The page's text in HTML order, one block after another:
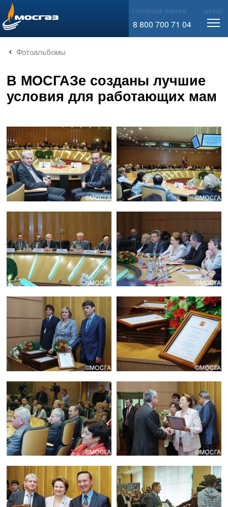
info@mos-gaz.ru ГОРЯЧАЯ ЛИНИЯ
8 800 700 71 04
МЕНЮ
Фотоальбомы
В МОСГАЗе созданы лучшие
условия для работающих мам